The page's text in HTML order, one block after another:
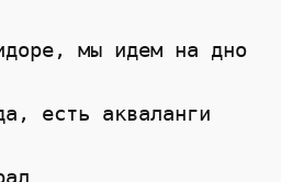
мы идем на дно
есть акваланги